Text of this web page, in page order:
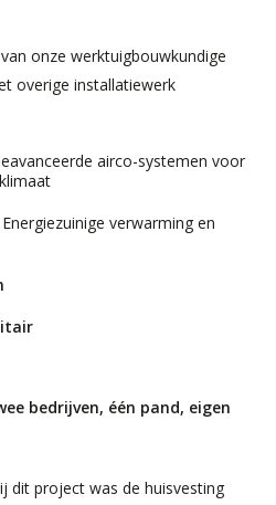
onze werktuigbouwkundige
overige installatiewerk
airco-systemen voor
verwarming en
bedrijven, één pand, eigen
dit project was de huisvesting